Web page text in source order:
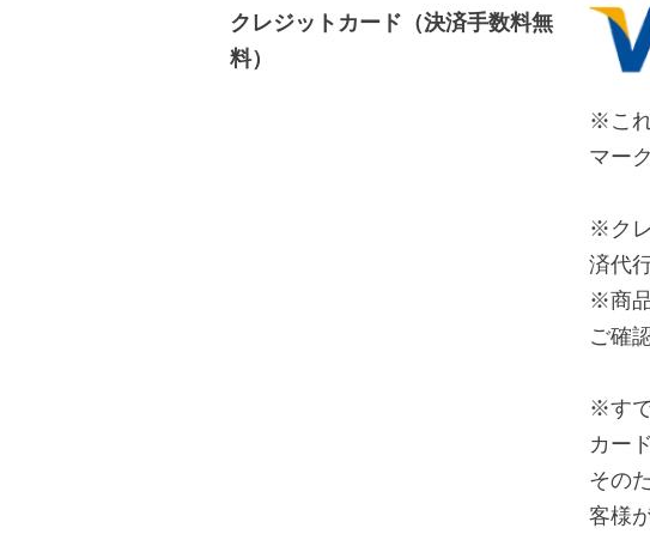
クレジットカード（決済手数料無
料）
※こ
マー
※ク
済代
※商
ご確
※す
カー
その
客様